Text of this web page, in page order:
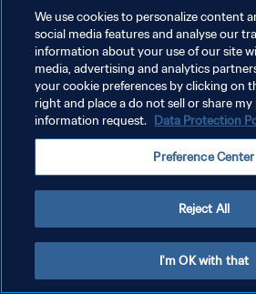
개인정보 보호정책
서비스 약관
쿠키 기본 설정 관리
We use cookies to personalize content
social media features and analyse our
information about your use of our site
media, advertising and analytics
your cookie preferences by clicking on
right and place a do not sell or share my
information request. Data Protection
Preference Center
Reject All
I'm OK with that